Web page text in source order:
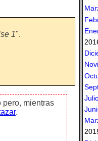
1".
pero, mientras
.